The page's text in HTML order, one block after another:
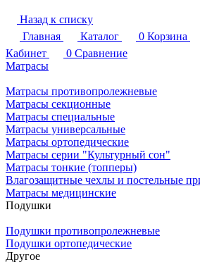
Назад к списку
Главная
Каталог 0 Корзина
Кабинет
0 Сравнение
Матрасы
Матрасы противопролежневые
Матрасы секционные
Матрасы специальные
Матрасы универсальные
Матрасы ортопедические
Матрасы серии "Культурный сон"
Матрасы тонкие (топперы)
Влагозащитные чехлы и постельные
Матрасы медицинские
Подушки
Подушки противопролежневые
Подушки ортопедические
Другое